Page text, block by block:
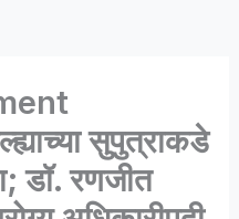
सुपुत्राकडे
डॉ. रणजीत